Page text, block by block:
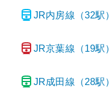
JR内房線 （32駅）
JR京葉線 （19駅）
JR成田線 （28駅）